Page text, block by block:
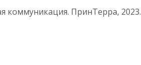
коммуникация. ПринТерра, 2023.